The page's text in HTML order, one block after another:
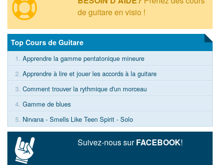
de guitare en visio !
Top Cours de Guitare
1. Apprendre la gamme pentatonique mineure
2. Apprendre à lire et jouer les accords à la guitare
3. Comment trouver la rythmique d'un morceau
4. Gamme de blues
5. Nirvana - Smells Like Teen Spirit - Solo
Suivez-nous surFACEBOOK!